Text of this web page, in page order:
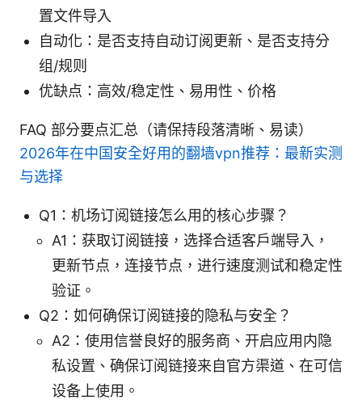
置文件导入
自动化：是否支持自动订阅更新、是否支持分
组/规则
优缺点：高效/稳定性、易用性、价格
FAQ 部分要点汇总（请保持段落清晰、易读）
2026年在中国安全好用的翻墙vpn推荐：最新实测
与选择
Q1：机场订阅链接怎么用的核心步骤？
A1：获取订阅链接，选择合适客户端导入，
更新节点，连接节点，进行速度测试和稳定性
验证。
Q2：如何确保订阅链接的隐私与安全？
A2：使用信誉良好的服务商、开启应用内隐
私设置、确保订阅链接来自官方渠道、在可信
设备上使用。